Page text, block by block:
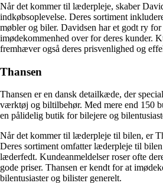
Når det kommer til læderpleje, skaber
indkøbsoplevelse. Deres sortiment
møbler og biler. Davidsen har et godt ry
imødekommenhed over for deres kunder.
fremhæver også deres prisvenlighed og
Thansen
Thansen er en dansk detailkæde, der
værktøj og biltilbehør. Med mere end 150
en pålidelig butik for bilejere og
Når det kommer til læderpleje til bilen, er
Deres sortiment omfatter læderpleje til
læderfedt. Kundeanmeldelser roser ofte
gode priser. Thansen er kendt for at
bilentusiaster og bilister generelt.